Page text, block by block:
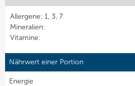
Allergene: 1, 3, 7
Mineralien:
Vitamine:
Nährwert einer Portion
Energie